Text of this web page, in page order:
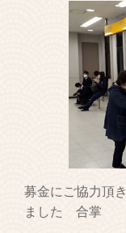
募金にご協力頂
ました 合掌